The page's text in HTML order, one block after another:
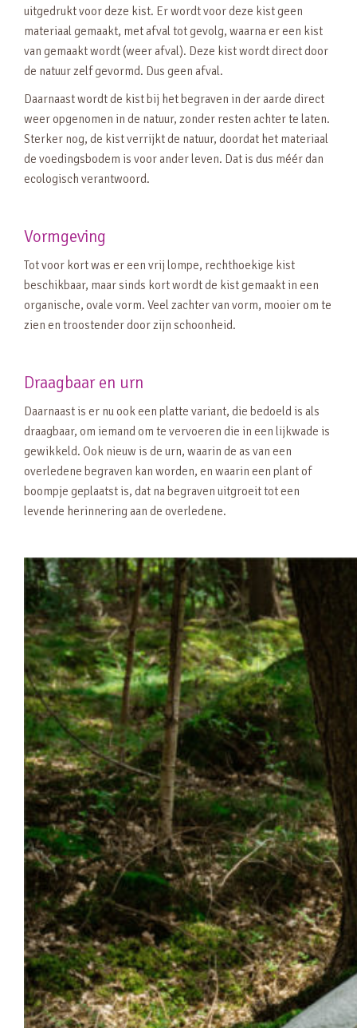
uitgedrukt voor deze kist. Er wordt voor deze kist geen
materiaal gemaakt, met afval tot gevolg, waarna er een kist
van gemaakt wordt (weer afval). Deze kist wordt direct door
de natuur zelf gevormd. Dus geen afval.
Daarnaast wordt de kist bij het begraven in der aarde direct
weer opgenomen in de natuur, zonder resten achter te laten.
Sterker nog, de kist verrijkt de natuur, doordat het materiaal
de voedingsbodem is voor ander leven. Dat is dus méér dan
ecologisch verantwoord.
Vormgeving
Tot voor kort was er een vrij lompe, rechthoekige kist
beschikbaar, maar sinds kort wordt de kist gemaakt in een
organische, ovale vorm. Veel zachter van vorm, mooier om te
zien en troostender door zijn schoonheid.
Draagbaar en urn
Daarnaast is er nu ook een platte variant, die bedoeld is als
draagbaar, om iemand om te vervoeren die in een lijkwade is
gewikkeld. Ook nieuw is de urn, waarin de as van een
overledene begraven kan worden, en waarin een plant of
boompje geplaatst is, dat na begraven uitgroeit tot een
levende herinnering aan de overledene.